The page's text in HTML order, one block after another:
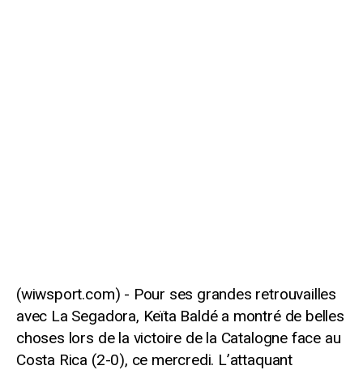
Pour ses grandes retrouvailles
avec La Segadora, Keïta Baldé a montré de belles
choses lors de la victoire de la Catalogne face au
Costa Rica (2-0), ce mercredi. L’attaquant